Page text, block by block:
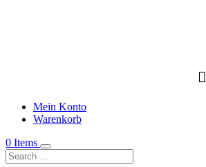

Mein Konto
Warenkorb
0 Items